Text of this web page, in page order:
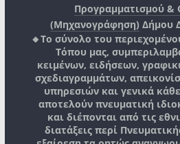
Προγραμματισμού &
(Μηχανογράφηση) Δήμου
🔸Το σύνολο του
Τόπου μας,
κειμένων, ειδήσεων,
σχεδιαγραμμάτων,
υπηρεσιών και γενικά
αποτελούν πνευματική
και διέπονται από τις
διατάξεις περί